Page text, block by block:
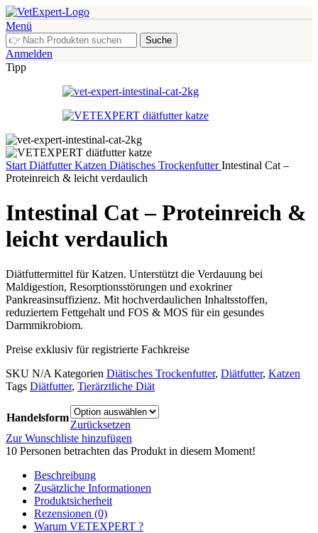
Menü
Suche
Anmelden
Tipp
Start DiätfutterKatzen Diätisches TrockenfutterIntestinal Cat –
Proteinreich & leicht verdaulich
Intestinal Cat – Proteinreich &
leicht verdaulich
Diätfuttermittel für Katzen. Unterstützt die Verdauung bei
Maldigestion, Resorptionsstörungen und exokriner
Pankreasinsuffizienz. Mit hochverdaulichen Inhaltsstoffen,
reduziertem Fettgehalt und FOS & MOS für ein gesundes
Darmmikrobiom.
Preise exklusiv für registrierte Fachkreise
SKU N/A Kategorien Diätisches Trockenfutter, Diätfutter, Katzen
Tags Diätfutter, Tierärztliche Diät
Handelsform
Zurücksetzen
Zur Wunschliste hinzufügen
10 Personen betrachten das Produkt in diesem Moment!
Beschreibung
Zusätzliche Informationen
Produktsicherheit
Rezensionen (0)
Warum VETEXPERT ?